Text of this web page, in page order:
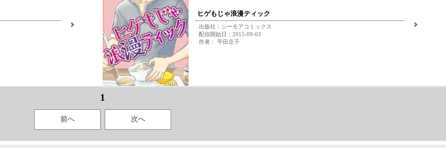
ヒゲもじゃ浪漫ティック
出版社：シーモアコミックス
配信開始日：2015-09-03
作者： 平田京子
1
前へ 次へ